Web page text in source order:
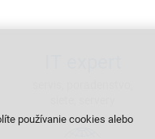
používanie cookies alebo